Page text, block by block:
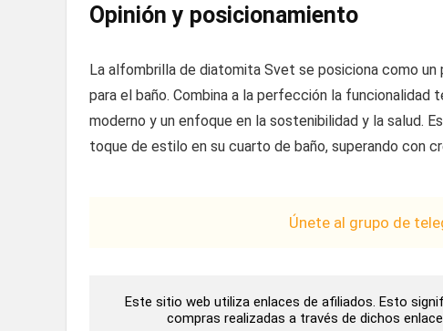
Opinión y posicionamiento
La alfombrilla de diatomita Svet se posiciona como
para el baño. Combina a la perfección la funcionalidad
moderno y un enfoque en la sostenibilidad y la salud.
toque de estilo en su cuarto de baño, superando con
Únete al grupo de
Este sitio web utiliza enlaces de afiliados. Esto
compras realizadas a través de dichos